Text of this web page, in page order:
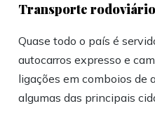
Transporte
Quase todo o país é
autocarros expresso e
ligações em comboios de
algumas das principais